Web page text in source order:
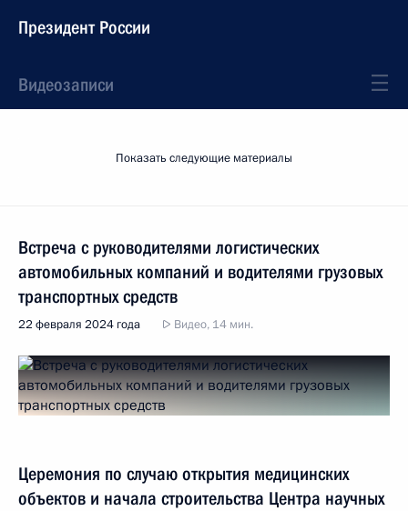
Президент России
Видеозаписи
Показать следующие материалы
Встреча с руководителями логистических
автомобильных компаний и водителями грузовых
транспортных средств
22 февраля 2024 года Видео, 14 мин.
Церемония по случаю открытия медицинских
объектов и начала строительства Центра научных